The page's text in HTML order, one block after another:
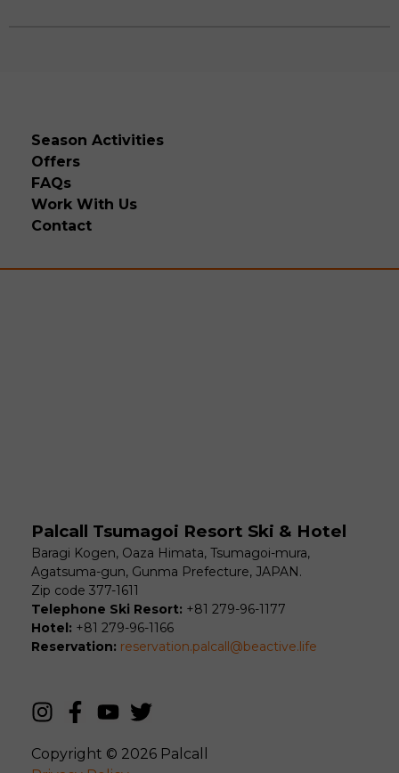
Season Activities
Offers
FAQs
Work With Us
Contact
Palcall Tsumagoi Resort Ski & Hotel
Baragi Kogen, Oaza Himata, Tsumagoi-mura,
Agatsuma-gun, Gunma Prefecture, JAPAN.
Zip code 377-1611
Telephone Ski Resort: +81 279-96-1177
Hotel: +81 279-96-1166
Reservation: reservation.palcall@beactive.life
Copyright © 2026 Palcall